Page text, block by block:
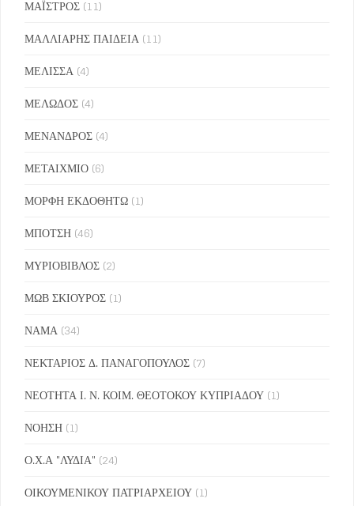
ΜΑΪΣΤΡΟΣ (11)
ΜΑΛΛΙΑΡΗΣ ΠΑΙΔΕΙΑ (11)
ΜΕΛΙΣΣΑ (4)
ΜΕΛΩΔΟΣ (4)
ΜΕΝΑΝΔΡΟΣ (4)
ΜΕΤΑΙΧΜΙΟ (6)
ΜΟΡΦΗ ΕΚΔΟΘΗΤΩ (1)
ΜΠΟΤΣΗ (46)
ΜΥΡΙΟΒΙΒΛΟΣ (2)
ΜΩΒ ΣΚΙΟΥΡΟΣ (1)
ΝΑΜΑ (34)
ΝΕΚΤΑΡΙΟΣ Δ. ΠΑΝΑΓΟΠΟΥΛΟΣ (7)
ΝΕΟΤΗΤΑ Ι. Ν. ΚΟΙΜ. ΘΕΟΤΟΚΟΥ ΚΥΠΡΙΑΔΟΥ (1)
ΝΟΗΣΗ (1)
Ο.Χ.Α "ΛΥΔΙΑ" (24)
ΟΙΚΟΥΜΕΝΙΚΟΥ ΠΑΤΡΙΑΡΧΕΙΟΥ (1)